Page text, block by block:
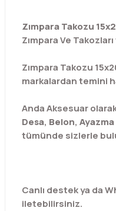
Zımpara Takozu
Zımpara Ve
Zımpara Takozu
markalardan temini
Anda Aksesuar
Desa, Belon, Ayazma
tümünde sizlerle
Canlı destek ya da
iletebilirsiniz.